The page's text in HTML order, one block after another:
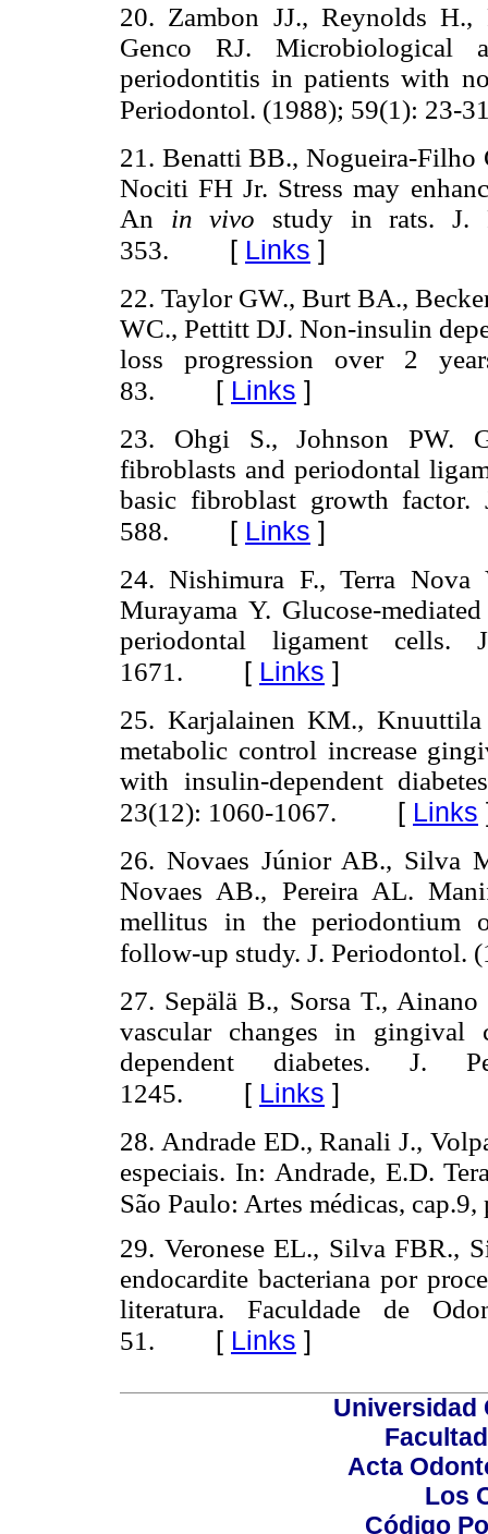
20. Zambon JJ., Reynolds
Genco RJ. Microbiological
periodontitis in patients with
Periodontol. (1988); 59(1): 23-
21. Benatti BB., Nogueira-
Nociti FH Jr. Stress may
An in vivo study in rats. J.
353. [ Links ]
22. Taylor GW., Burt BA.,
WC., Pettitt DJ. Non-insulin
loss progression over 2
83. [ Links ]
23. Ohgi S., Johnson PW.
fibroblasts and periodontal
basic fibroblast growth
588. [ Links ]
24. Nishimura F., Terra
Murayama Y. Glucose-
periodontal ligament
1671. [ Links ]
25. Karjalainen KM.,
metabolic control increase
with insulin-dependent
23(12): 1060-1067. [ Links
26. Novaes Júnior AB., Silva
Novaes AB., Pereira AL.
mellitus in the periodontium
follow-up study. J. Periodontol.
27. Sepälä B., Sorsa T.,
vascular changes in gingival
dependent diabetes. J.
1245. [ Links ]
28. Andrade ED., Ranali J.,
especiais. In: Andrade, E.D.
São Paulo: Artes médicas,
29. Veronese EL., Silva FBR.,
endocardite bacteriana por
literatura. Faculdade de
51. [ Links ]
Universidad
Acta
Los
Código